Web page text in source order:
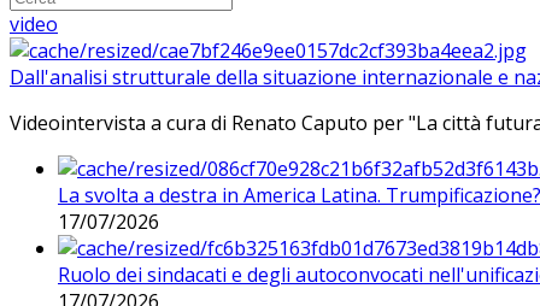
video
Dall'analisi strutturale della situazione internazionale e
Videointervista a cura di Renato Caputo per "La città
La svolta a destra in America Latina. Trumpificazione?
17/07/2026
Ruolo dei sindacati e degli autoconvocati